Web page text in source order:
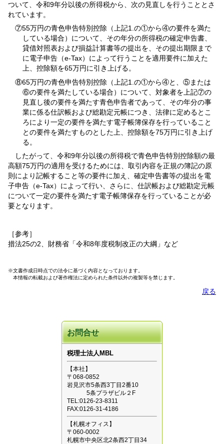
ついて、令和9年分以後の所得税から、次の見直しを行うこととさ
れています。
⑦55万円の青色申告特別控除（上記1.の①から④の要件を満た
している場合）について、その年分の所得税の確定申告書、
貸借対照表および損益計算書等の提出を、その提出期限まで
に電子申告（e-Tax）によって行うことを適用要件に加えた
上、控除額を65万円に引き上げる。
⑧65万円の青色申告特別控除（上記1.の①から④と、⑤または
⑥の要件を満たしている場合）について、対象者を上記⑦の
見直し後の要件を満たす青色申告者であって、その年分の事
業に係る仕訳帳および総勘定元帳につき、法律に定めるとこ
ろにより一定の要件を満たす電子帳簿保存を行っていること
との要件を満たすものとした上、控除額を75万円に引き上げ
る。
したがって、令和9年分以後の所得税で青色申告特別控除額の最
高額75万円の適用を受けるためには、取引内容を正規の簿記の原
則により記帳すること等の要件に加え、確定申告書等の提出を電
子申告（e-Tax）によって行い、さらに、仕訳帳および総勘定元帳
について一定の要件を満たす電子帳簿保存を行っていることが必
要となります。
［参考］
措法25の2、財務省「令和8年度税制改正の大綱」など
※文書作成日時点での法令に基づく内容となっております。
本情報の転載および著作権法に定められた条件以外の複製等を禁じます。
戻る
お問合せ
税理士法人MBL
【本社】
〒068-0852
岩見沢市5条西3丁目2番10
5条プラザビル２F
TEL:0126-23-8311
FAX:0126-31-4186
【札幌オフィス】
〒060-0002
札幌市中央区北2条西2丁目34